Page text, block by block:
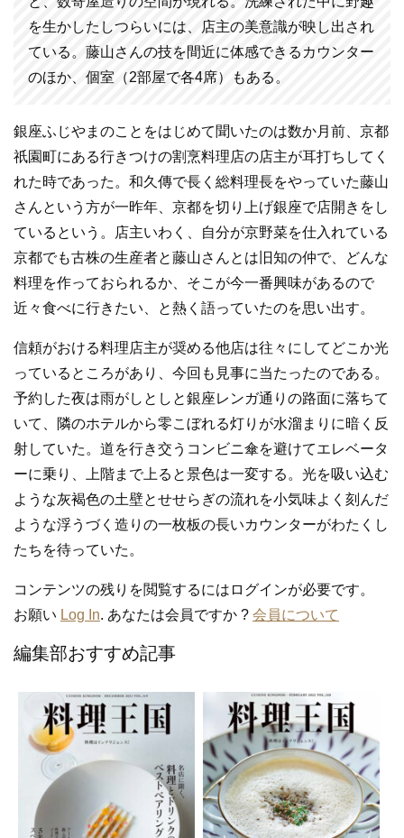
を生かしたしつらいには、店主の美意識が映し出され
ている。藤山さんの技を間近に体感できるカウンター
のほか、個室（2部屋で各4席）もある。
銀座ふじやまのことをはじめて聞いたのは数か月前、京都
祇園町にある行きつけの割烹料理店の店主が耳打ちしてく
れた時であった。和久傳で長く総料理長をやっていた藤山
さんという方が一昨年、京都を切り上げ銀座で店開きをし
ているという。店主いわく、自分が京野菜を仕入れている
京都でも古株の生産者と藤山さんとは旧知の仲で、どんな
料理を作っておられるか、そこが今一番興味があるので
近々食べに行きたい、と熱く語っていたのを思い出す。
信頼がおける料理店主が奨める他店は往々にしてどこか光
っているところがあり、今回も見事に当たったのである。
予約した夜は雨がしとしと銀座レンガ通りの路面に落ちて
いて、隣のホテルから零こぼれる灯りが水溜まりに暗く反
射していた。道を行き交うコンビニ傘を避けてエレベータ
ーに乗り、上階まで上ると景色は一変する。光を吸い込む
ような灰褐色の土壁とせせらぎの流れを小気味よく刻んだ
ような浮うづく造りの一枚板の長いカウンターがわたくし
たちを待っていた。
コンテンツの残りを閲覧するにはログインが必要です。
お願い Log In. あなたは会員ですか ? 会員について
編集部おすすめ記事